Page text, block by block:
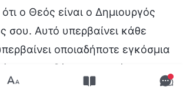
ο Θεός είναι ο Δημιουργός
σου. Αυτό υπερβαίνει κάθε
οποιαδήποτε εγκόσμια
οποιαδήποτε ανθρώπινη
γνώση, φιλοσοφία ή